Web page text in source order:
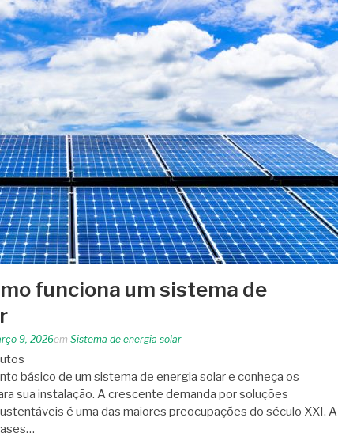
funciona um sistema de
9, 2026em Sistema de energia solar
básico de um sistema de energia solar e conheça os
sua instalação. A crescente demanda por soluções
é uma das maiores preocupações do século XXI. A